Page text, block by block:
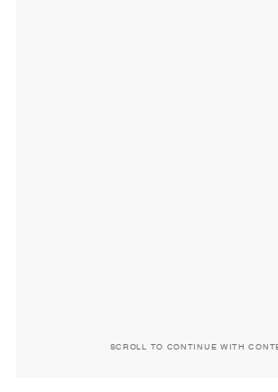
SCROLL TO CONTINUE WITH